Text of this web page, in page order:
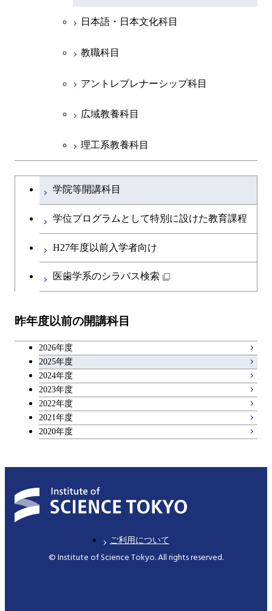
日本語・日本文化科目
教職科目
アントレプレナーシップ科目
広域教養科目
理工系教養科目
学士課程を切り替える
学院等開講科目
学位プログラムとして特別に設けた教育課程
H27年度以前入学者向け
医歯学系のシラバス検索
昨年度以前の開講科目
2026年度
2025年度
2024年度
2023年度
2022年度
2021年度
2020年度
ご利用について
© Institute of Science Tokyo. All rights reserved.